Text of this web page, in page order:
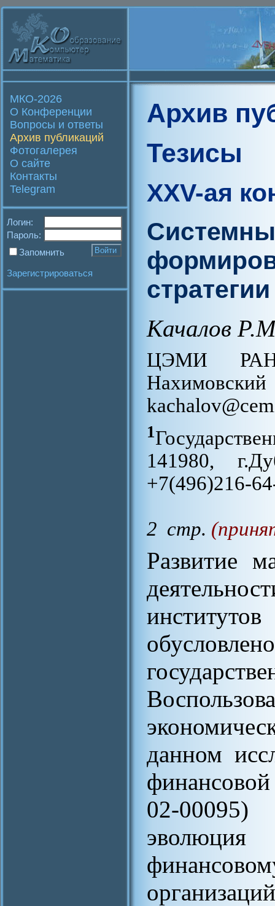
МКО-2026
О Конференции
Вопросы и ответы
Архив публикаций
Фотогалерея
О сайте
Контакты
Telegram
Логин:
Пароль:
Запомнить
Зарегистрироваться
Архив
Тезисы
XXV-ая
Качалов
ЦЭМИ РАН,
1
141980,
+7(496)216-
2 стр.
Развитие
данном
02-